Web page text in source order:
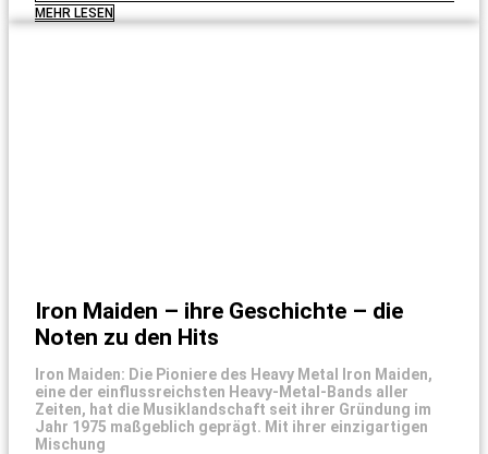
MEHR LESEN
Iron Maiden – ihre Geschichte – die
Noten zu den Hits
Iron Maiden: Die Pioniere des Heavy Metal Iron Maiden,
eine der einflussreichsten Heavy-Metal-Bands aller
Zeiten, hat die Musiklandschaft seit ihrer Gründung im
Jahr 1975 maßgeblich geprägt. Mit ihrer einzigartigen
Mischung